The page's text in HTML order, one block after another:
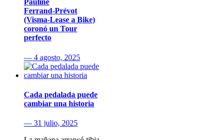
Pauline
Ferrand‑Prévot
(Visma‑Lease a Bike)
coronó un Tour
perfecto
— 4 agosto, 2025
Cada pedalada puede
cambiar una historia
— 31 julio, 2025